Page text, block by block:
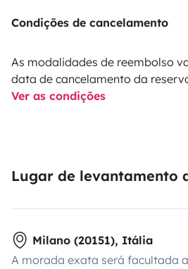
Condições de cancelamento
As modalidades de reembolso
data de cancelamento da
Ver as condições
Lugar de levantamento
Milano (20151), Itália
A morada exata será facultada